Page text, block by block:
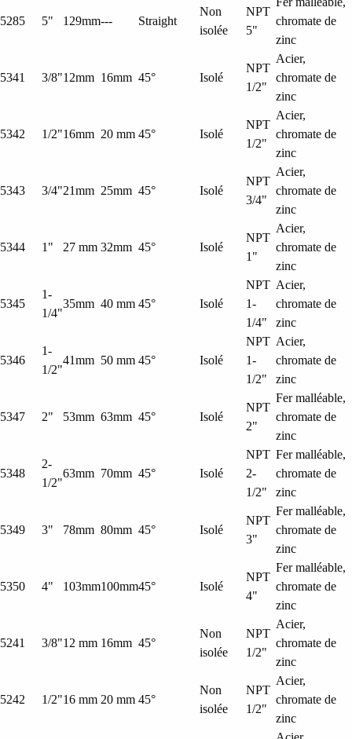
5285 5" 129mm--- Straight
Non
isolée
NPT
5"
chromate de
zinc
5341 3/8"12mm 16mm 45° Isolé
NPT
1/2"
Acier,
chromate de
zinc
5342 1/2"16mm 20 mm 45° Isolé
NPT
1/2"
Acier,
chromate de
zinc
5343 3/4"21mm 25mm 45° Isolé
NPT
3/4"
Acier,
chromate de
zinc
5344 1" 27 mm 32mm 45° Isolé
NPT
1"
Acier,
chromate de
zinc
5345
1-
1/4"
35mm 40 mm 45° Isolé
NPT
1-
1/4"
Acier,
chromate de
zinc
5346
1-
1/2"
41mm 50 mm 45° Isolé
NPT
1-
1/2"
Acier,
chromate de
zinc
5347 2" 53mm 63mm 45° Isolé
NPT
2"
Fer malléable,
chromate de
zinc
5348
2-
1/2"
63mm 70mm 45° Isolé
NPT
2-
1/2"
Fer malléable,
chromate de
zinc
5349 3" 78mm 80mm 45° Isolé
NPT
3"
Fer malléable,
chromate de
zinc
5350 4" 103mm100mm45° Isolé
NPT
4"
Fer malléable,
chromate de
zinc
5241 3/8"12 mm 16mm 45°
Non
isolée
NPT
1/2"
Acier,
chromate de
zinc
5242 1/2"16 mm 20 mm 45°
Non
isolée
NPT
1/2"
Acier,
chromate de
zinc